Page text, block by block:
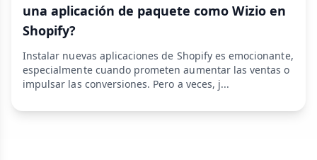
una aplicación de paquete como Wizio en
Shopify?
Instalar nuevas aplicaciones de Shopify es emocionante,
especialmente cuando prometen aumentar las ventas o
impulsar las conversiones. Pero a veces, j...